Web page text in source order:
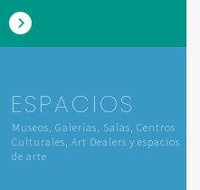
ESPACIOS
Museos, Galerías, Salas, Centros
Culturales, Art Dealers y espacios
de arte